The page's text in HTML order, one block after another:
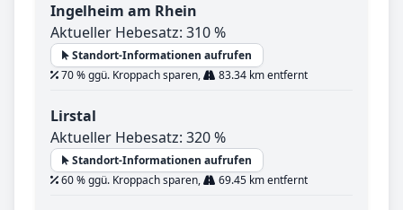
Ingelheim am Rhein
Aktueller Hebesatz: 310 %
Standort-Informationen aufrufen
70 % ggü. Kroppach sparen,
83.34 km entfernt
Lirstal
Aktueller Hebesatz: 320 %
Standort-Informationen aufrufen
60 % ggü. Kroppach sparen,
69.45 km entfernt